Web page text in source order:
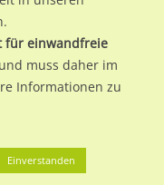
individuelle und
Leistungswerte. Damit
im Detail über den
sowie
Teil dieser Seite
für einwandfreie
und muss daher im
Informationen zu
Einverstanden